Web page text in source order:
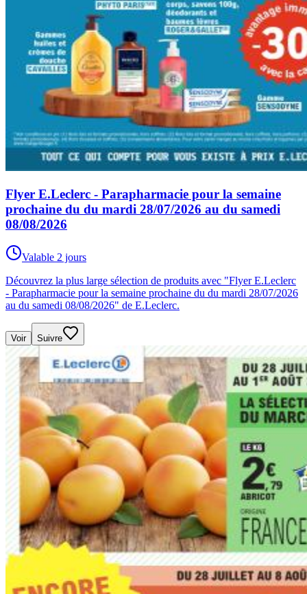
Flyer E.Leclerc - Parapharmacie pour la semaine
prochaine du du mardi 28/07/2026 au du samedi
08/08/2026
Valable 2 jours
Découvrez la plus large sélection de produits avec "Flyer E.Leclerc
- Parapharmacie pour la semaine prochaine du du mardi 28/07/2026
au du samedi 08/08/2026" de E.Leclerc.
Voir Suivre